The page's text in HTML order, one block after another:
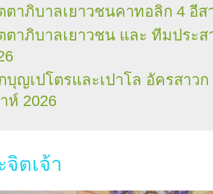
าภิบาลเยาวชนคาทอลิก 4 อีส
าภิบาลเยาวชน และ ทีมประส
ญเปโตรและเปาโล อัครสาวก
ห์ 2026
ตเจ้า